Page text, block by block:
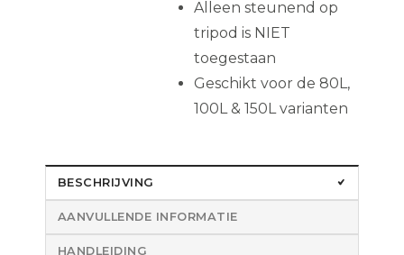
Alleen steunend op
tripod is NIET
toegestaan
Geschikt voor de 80L,
100L & 150L varianten
BESCHRIJVING
AANVULLENDE INFORMATIE
HANDLEIDING